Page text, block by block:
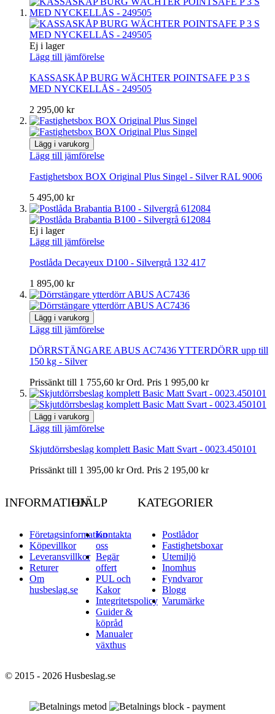
Ej i lager
Lägg till jämförelse
KASSASKÅP BURG WÄCHTER POINTSAFE P 3 S
MED NYCKELLÅS - 249505
2 295,00 kr
Lägg i varukorg
Lägg till jämförelse
Fastighetsbox BOX Original Plus Singel - Silver RAL 9006
5 495,00 kr
Ej i lager
Lägg till jämförelse
Postlåda Decayeux D100 - Silvergrå 132 417
1 895,00 kr
Lägg i varukorg
Lägg till jämförelse
DÖRRSTÄNGARE ABUS AC7436 YTTERDÖRR upp till
150 kg - Silver
Prissänkt till 1 755,60 kr Ord. Pris 1 995,00 kr
Lägg i varukorg
Lägg till jämförelse
Skjutdörrsbeslag komplett Basic Matt Svart - 0023.450101
Prissänkt till 1 395,00 kr Ord. Pris 2 195,00 kr
INFORMATION
Företagsinformation
Köpevillkor
Leveransvillkor
Returer
Om
husbeslag.se
HJÄLP
Kontakta
oss
Begär
offert
PUL och
Kakor
Integritetspolicy
Guider &
köpråd
Manualer
växthus
KATEGORIER
Postlådor
Fastighetsboxar
Utemiljö
Inomhus
Fyndvaror
Blogg
Varumärke
© 2015 - 2026 Husbeslag.se